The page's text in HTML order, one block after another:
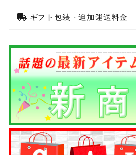
ギフト包装・追加運送料金